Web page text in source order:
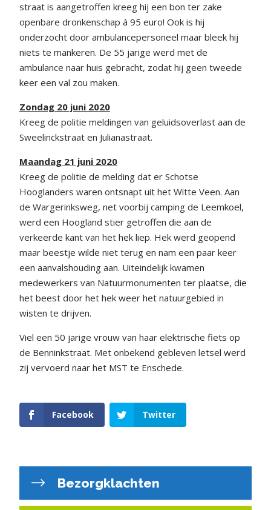
straat is aangetroffen kreeg hij een bon ter zake
openbare dronkenschap á 95 euro! Ook is hij
onderzocht door ambulancepersoneel maar bleek hij
niets te mankeren. De 55 jarige werd met de
ambulance naar huis gebracht, zodat hij geen tweede
keer een val zou maken.
Zondag 20 juni 2020
Kreeg de politie meldingen van geluidsoverlast aan de
Sweelinckstraat en Julianastraat.
Maandag 21 juni 2020
Kreeg de politie de melding dat er Schotse
Hooglanders waren ontsnapt uit het Witte Veen. Aan
de Wargerinksweg, net voorbij camping de Leemkoel,
werd een Hoogland stier getroffen die aan de
verkeerde kant van het hek liep. Hek werd geopend
maar beestje wilde niet terug en nam een paar keer
een aanvalshouding aan. Uiteindelijk kwamen
medewerkers van Natuurmonumenten ter plaatse, die
het beest door het hek weer het natuurgebied in
wisten te drijven.
Viel een 50 jarige vrouw van haar elektrische fiets op
de Benninkstraat. Met onbekend gebleven letsel werd
zij vervoerd naar het MST te Enschede.
Facebook Twitter
Bezorgklachten